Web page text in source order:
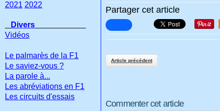
Partager cet article
Article précédent
Commenter cet article
2021 2022
Divers
Vidéos
Le palmarès de la F1
Le saviez-vous ?
La parole à...
Les abréviations en F1
Les circuits d'essais